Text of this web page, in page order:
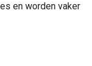
en worden vaker